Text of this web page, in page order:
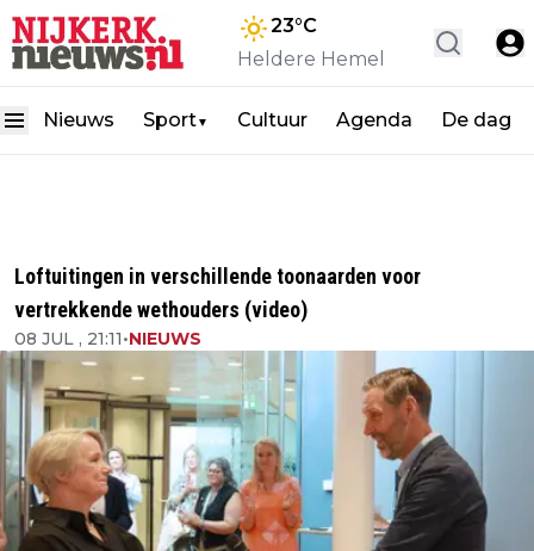
23°C
Heldere Hemel
Nieuws Sport▼ Cultuur Agenda De dag
Loftuitingen in verschillende toonaarden voor
vertrekkende wethouders (video)
08 JUL , 21:11•NIEUWS